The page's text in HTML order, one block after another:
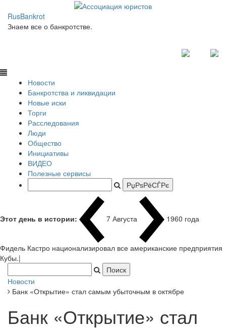
RusBankrot
Знаем все о банкротстве.
Новости
Банкротства и ликвидации
Новые иски
Торги
Расследования
Люди
Общество
Инициативы
ВИДЕО
Полезные сервисы
Этот день в истории: 7 Августа 1960 года
Фидель Кастро национализировал все американские предприятия
Кубы.|
Новости
Банк «Открытие» стал самым убыточным в октябре
Банк «Открытие» стал